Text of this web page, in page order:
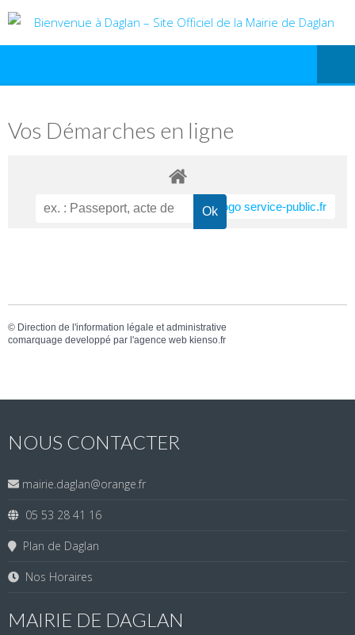
Vos Démarches en ligne
© Direction de l'information légale et administrative
comarquage developpé par l'agence web kienso.fr
NOUS CONTACTER
mairie.daglan@orange.fr
05 53 28 41 16
Plan de Daglan
Nos Horaires
MAIRIE DE DAGLAN